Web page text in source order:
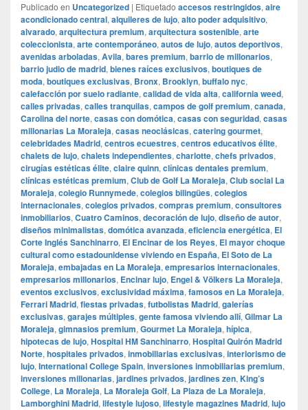
Publicado en Uncategorized | Etiquetado accesos restringidos, aire
acondicionado central, alquileres de lujo, alto poder adquisitivo,
alvarado, arquitectura premium, arquitectura sostenible, arte
coleccionista, arte contemporáneo, autos de lujo, autos deportivos,
avenidas arboladas, Avila, bares premium, barrio de millonarios,
barrio judio de madrid, bienes raíces exclusivos, boutiques de
moda, boutiques exclusivas, Bronx, Brooklyn, buffalo nyc,
calefacción por suelo radiante, calidad de vida alta, california weed,
calles privadas, calles tranquilas, campos de golf premium, canada,
Carolina del norte, casas con domótica, casas con seguridad, casas
millonarias La Moraleja, casas neoclásicas, catering gourmet,
celebridades Madrid, centros ecuestres, centros educativos élite,
chalets de lujo, chalets independientes, charlotte, chefs privados,
cirugías estéticas élite, claire quinn, clínicas dentales premium,
clínicas estéticas premium, Club de Golf La Moraleja, Club social La
Moraleja, colegio Runnymede, colegios bilingües, colegios
internacionales, colegios privados, compras premium, consultores
inmobiliarios, Cuatro Caminos, decoración de lujo, diseño de autor,
diseños minimalistas, domótica avanzada, eficiencia energética, El
Corte Inglés Sanchinarro, El Encinar de los Reyes, El mayor choque
cultural como estadounidense viviendo en España, El Soto de La
Moraleja, embajadas en La Moraleja, empresarios internacionales,
empresarios millonarios, Encinar lujo, Engel & Völkers La Moraleja,
eventos exclusivos, exclusividad máxima, famosos en La Moraleja,
Ferrari Madrid, fiestas privadas, futbolistas Madrid, galerías
exclusivas, garajes múltiples, gente famosa viviendo allí, Gilmar La
Moraleja, gimnasios premium, Gourmet La Moraleja, hípica,
hipotecas de lujo, Hospital HM Sanchinarro, Hospital Quirón Madrid
Norte, hospitales privados, inmobiliarias exclusivas, interiorismo de
lujo, International College Spain, inversiones inmobiliarias premium,
inversiones millonarias, jardines privados, jardines zen, King’s
College, La Moraleja, La Moraleja Golf, La Plaza de La Moraleja,
Lamborghini Madrid, lifestyle lujoso, lifestyle magazines Madrid, lujo